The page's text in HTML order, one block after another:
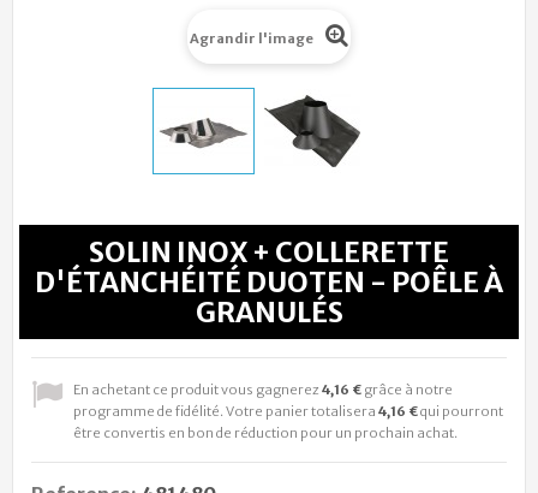
Agrandir l'image
SOLIN INOX + COLLERETTE
D'ÉTANCHÉITÉ DUOTEN - POÊLE À
GRANULÉS
En achetant ce produit vous gagnerez 4,16 € grâce à notre
programme de fidélité. Votre panier totalisera 4,16 €qui pourront
être convertis en bon de réduction pour un prochain achat.